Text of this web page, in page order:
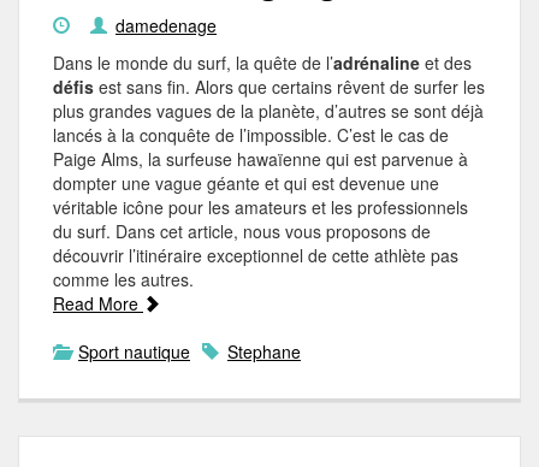
damedenage
Dans le monde du surf, la quête de l’adrénaline et des
défis est sans fin. Alors que certains rêvent de surfer les
plus grandes vagues de la planète, d’autres se sont déjà
lancés à la conquête de l’impossible. C’est le cas de
Paige Alms, la surfeuse hawaïenne qui est parvenue à
dompter une vague géante et qui est devenue une
véritable icône pour les amateurs et les professionnels
du surf. Dans cet article, nous vous proposons de
découvrir l’itinéraire exceptionnel de cette athlète pas
comme les autres.
Read More
Sport nautique
Stephane